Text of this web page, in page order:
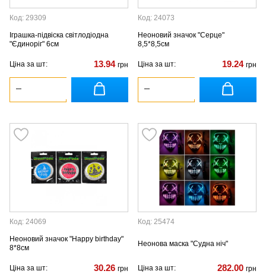
Код: 29309
Іграшка-підвіска світлодіодна
"Єдиноріг" 6см
Ціна за шт: 13.94 грн
Код: 24073
Неоновий значок "Серце"
8,5*8,5см
Ціна за шт: 19.24 грн
Код: 24069
Неоновий значок "Happy birthday"
8*8см
Ціна за шт: 30.26 грн
Код: 25474
Неонова маска "Судна ніч"
Ціна за шт: 282.00 грн